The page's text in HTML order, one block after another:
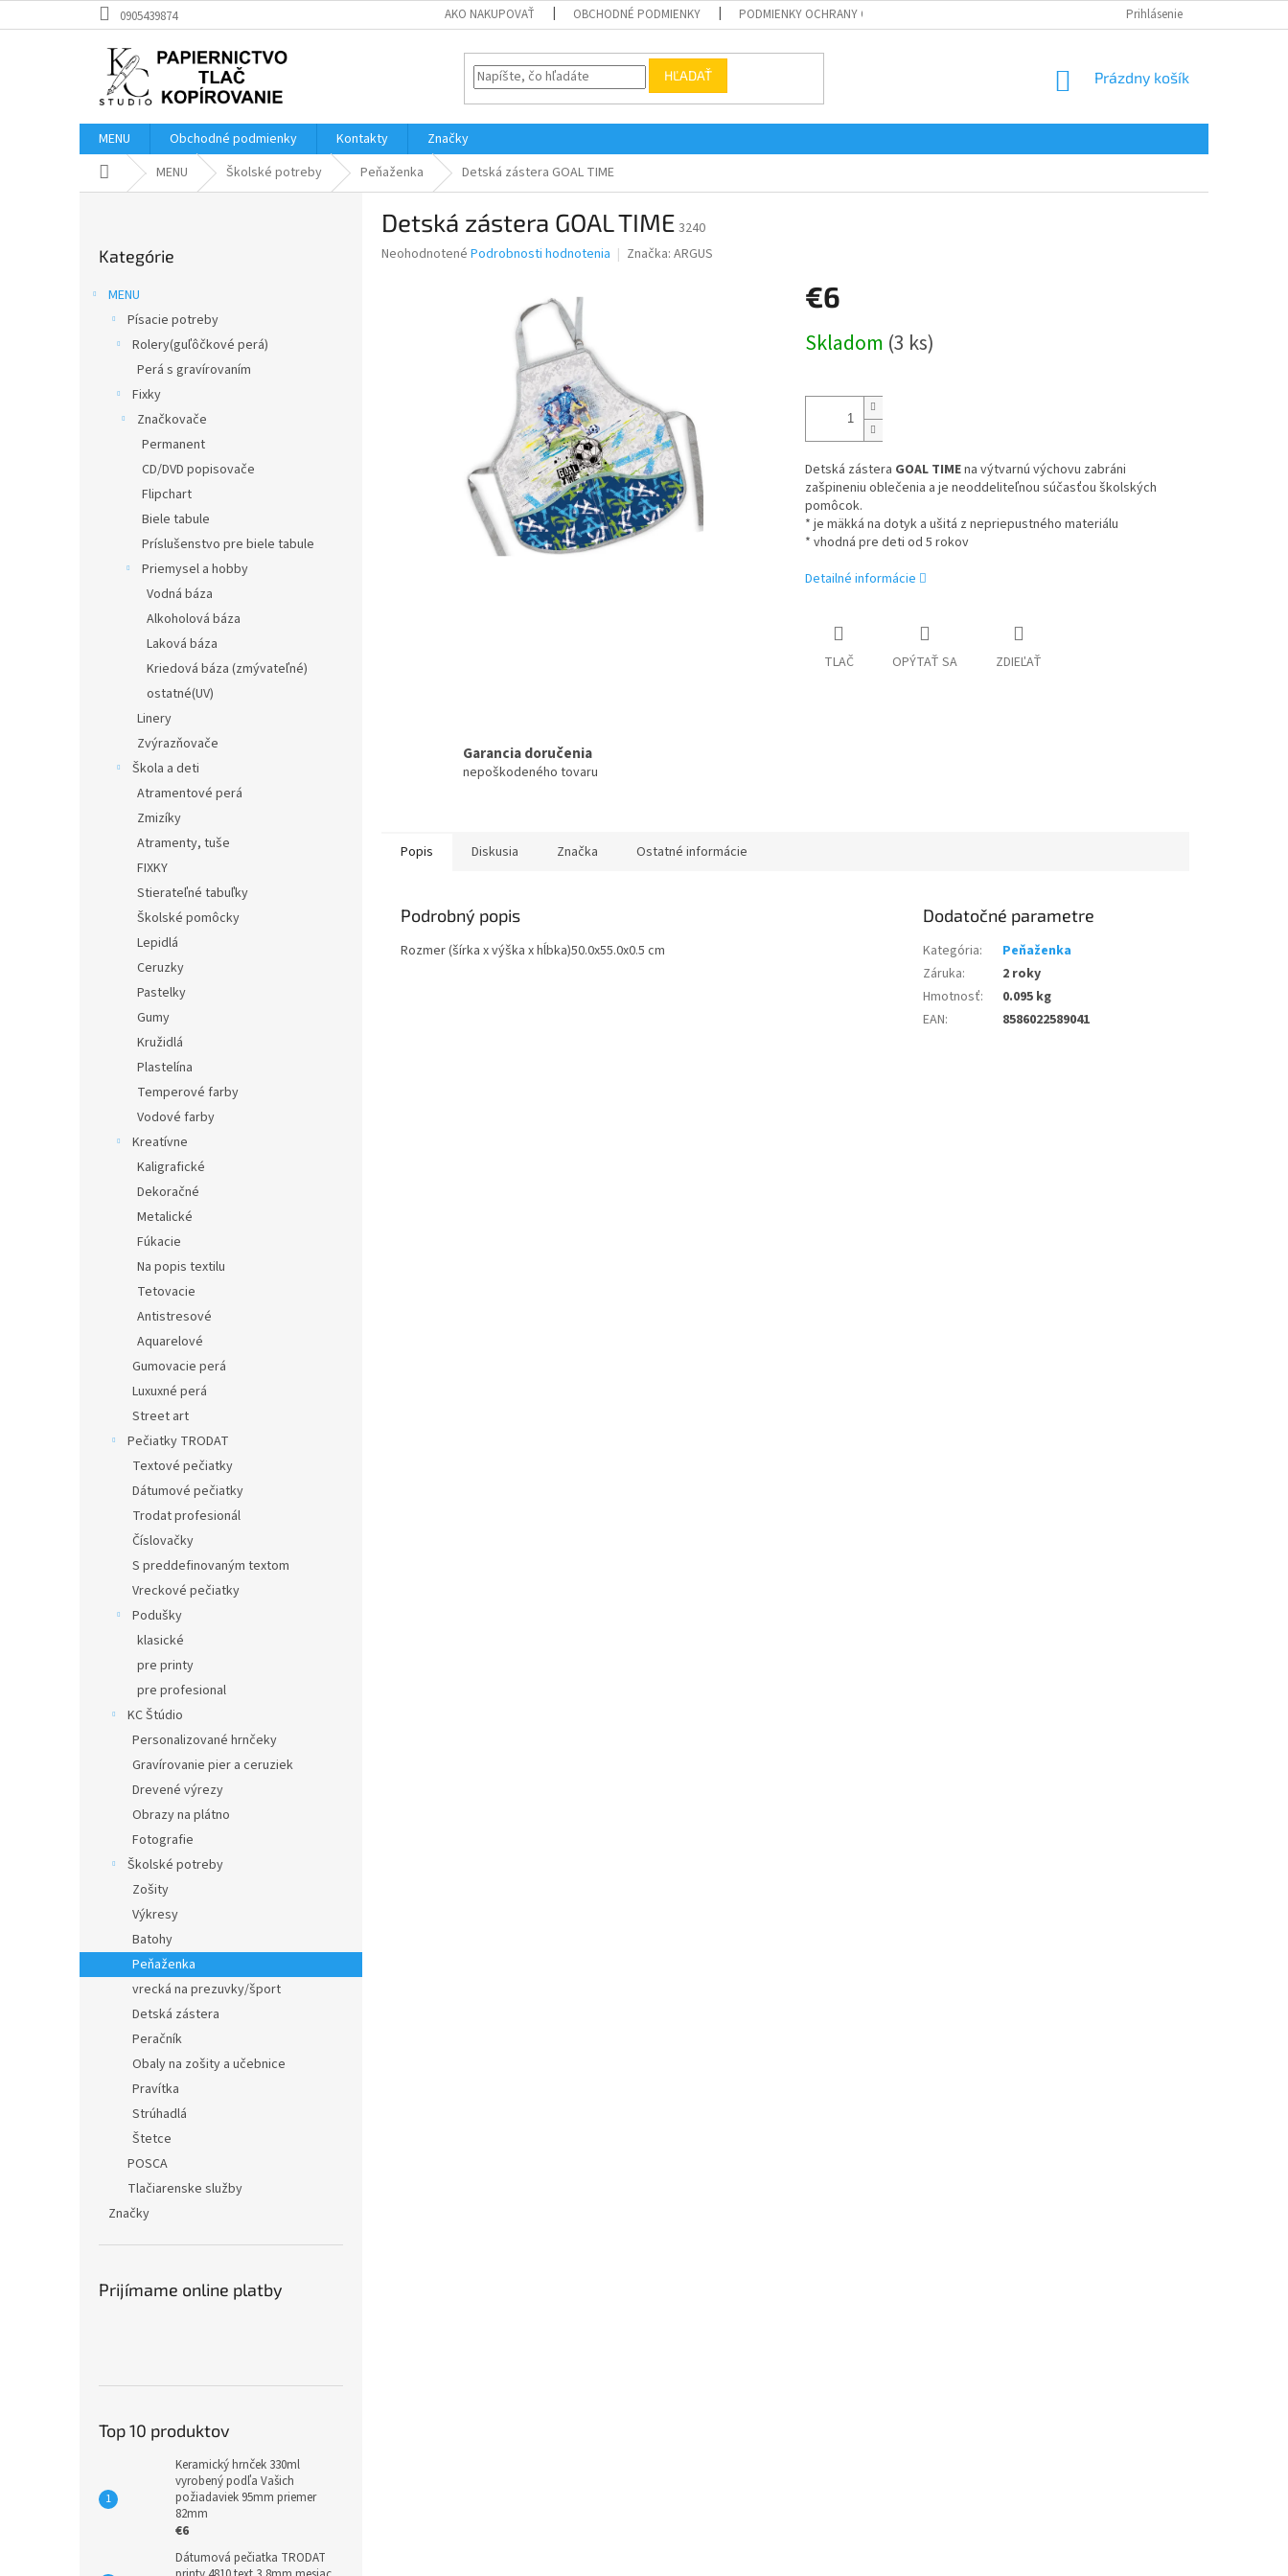
na
0905439874 AKO NAKUPOVAŤ OBCHODNÉ PODMIENKY PODMIENKY OCHRANY OSOBNÝCH ÚDAJOV Prihlásenie
HĽADAŤ
NÁKUPNÝ
Prázdny košík
MENU Obchodné podmienky Kontakty
Značky
DomovMENU Školské potreby Peňaženka Detská zástera GOAL TIME
kategórie
Kategórie
MENU
Písacie potreby
Rolery(guľôčkové perá)
Perá s gravírovaním
Fixky
Značkovače
Permanent
CD/DVD popisovače
Flipchart
Biele tabule
Príslušenstvo pre biele tabule
Priemysel a hobby
Vodná báza
Alkoholová báza
Laková báza
Kriedová báza (zmývateľné)
ostatné(UV)
Linery
Zvýrazňovače
Škola a deti
Atramentové perá
Zmizíky
Atramenty, tuše
FIXKY
Stierateľné tabuľky
Školské pomôcky
Lepidlá
Ceruzky
Pastelky
Gumy
Kružidlá
Plastelína
Temperové farby
Vodové farby
Kreatívne
Kaligrafické
Dekoračné
Metalické
Fúkacie
Na popis textilu
Tetovacie
Antistresové
Aquarelové
Gumovacie perá
Luxuxné perá
Street art
Pečiatky TRODAT
Textové pečiatky
Dátumové pečiatky
Trodat profesionál
Číslovačky
S preddefinovaným textom
Vreckové pečiatky
Podušky
klasické
pre printy
pre profesional
KC Štúdio
Personalizované hrnčeky
Gravírovanie pier a ceruziek
Drevené výrezy
Obrazy na plátno
Fotografie
Školské potreby
Zošity
Výkresy
Batohy
Peňaženka
vrecká na prezuvky/šport
Detská zástera
Peračník
Obaly na zošity a učebnice
Pravítka
Strúhadlá
Štetce
POSCA
Tlačiarenske služby
Značky
Prijímame online platby
Top 10 produktov
Keramický hrnček 330ml
vyrobený podľa Vašich
požiadaviek 95mm priemer
82mm
€6
Dátumová pečiatka TRODAT
Detská zástera GOAL TIME 3240
Priemerné
Neohodnotené Podrobnosti hodnotenia Značka: ARGUS
€6
cena:
Skladom (3 ks)
Detská zástera GOAL TIMEna výtvarnú výchovu zabráni
zašpineniu oblečenia a je neoddeliteľnou súčasťou školských
pomôcok.
* je mäkká na dotyk a ušitá z nepriepustného materiálu
* vhodná pre deti od 5 rokov
Detailné informácie
TLAČ OPÝTAŤ SA ZDIEĽAŤ
Garancia doručenia
nepoškodeného tovaru
Popis Diskusia Značka Ostatné informácie
Podrobný popis
Rozmer (šírka x výška x hĺbka)50.0x55.0x0.5 cm
Dodatočné parametre
Kategória:
Peňaženka
Záruka:
2 roky
Hmotnosť:
0.095 kg
EAN: 8586022589041